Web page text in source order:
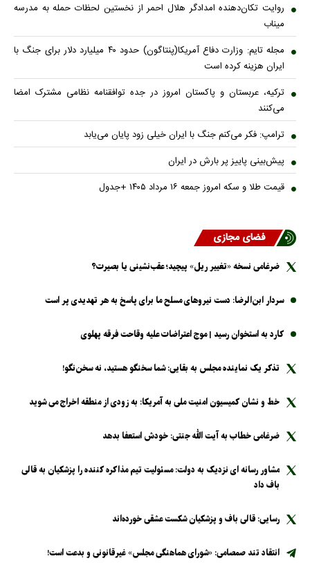
روایت تکان‌دهنده امدادگر هلال احمر از نخستین لحظات حمله به مدرسه
میناب
مجله تایم: وزارت دفاع آمریکا(پنتاگون) حدود ۴۰ میلیارد دلار برای جنگ با
ایران هزینه کرده است
ترکیه، عربستان و پاکستان امروز در جده توافقنامه نظامی مشترک امضا
می‌کنند
ترامپ: فکر می‌کنم جنگ با ایران خیلی زود پایان می‌یابد
پیش‌بینی پاییز پر بارش در ایران
قیمت طلا و سکه امروز جمعه ۱۶ مرداد ۱۴۰۵ +جدول
فضای مجازی
ضرغامی نسخه «تغییر ریل» پیچید؛ عقب‌نشینی یا بصیرت؟
سردار ابن‌الرضا: دست نیرو‌های مسلح ما برای پاسخ به هر تهدیدی پر است
کارد به استخوان رسید | موج اعتراضات علیه وقاحت فرقه پهلوی
تذکر یک نماینده مجلس به بقایی: شما سخنگو هستید، نه سخن‌نگو!
خط و نشان کمیسیون امنیت ملی به آمریکا: به زودی از منطقه اخراج می شوید
ضرغامی خطاب به آیت الله جنتی: خودش استعفا بدهد
مشاور رسانه ای نزدیک به دولت: مسئولیت تیم مذاکره کننده را پزشکیان به قالی
باف داد
رسایی: قالی باف و پزشکیان شکست عشقی خورده‌اند
انتقاد تند صمصامی: «شورای هماهنگی مجلس» غیرقانونی و بدعت است!